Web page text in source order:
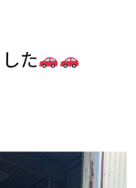
た